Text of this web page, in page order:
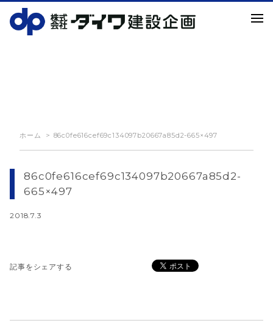
ホーム 86c0fe616cef69c134097b20667a85d2-665×497
86c0fe616cef69c134097b20667a85d2-
665×497
2018.7.3
記事をシェアする